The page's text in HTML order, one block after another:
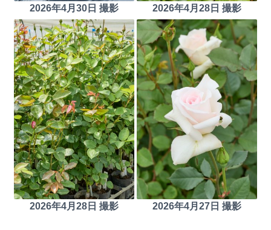
2026年4月30日 撮影 2026年4月28日 撮影
2026年4月28日 撮影 2026年4月27日 撮影